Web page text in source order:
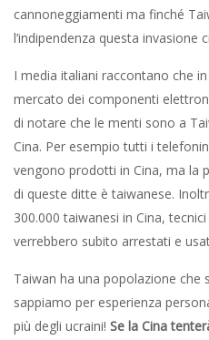
cannoneggiamenti ma finché
l’indipendenza questa invasione
I media italiani raccontano che
mercato dei componenti
di notare che le menti sono a
Cina. Per esempio tutti i
vengono prodotti in Cina, ma la
di queste ditte è taiwanese.
300.000 taiwanesi in Cina,
verrebbero subito arrestati e
Taiwan ha una popolazione che
sappiamo per esperienza
più degli ucraini! Se la Cina